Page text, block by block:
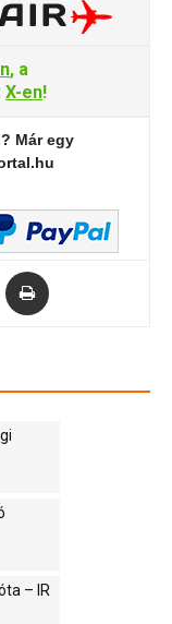
, a
X-en!
Már egy
– IR